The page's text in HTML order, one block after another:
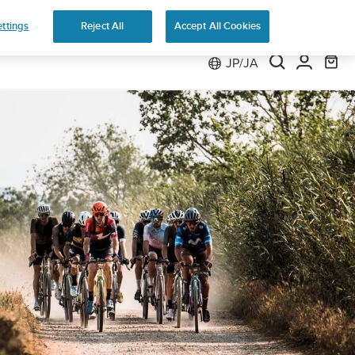
無料
JP/JA
Reject All Accept All Cookies